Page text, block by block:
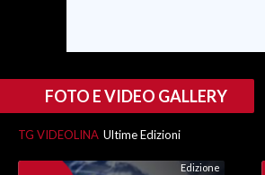
INFO AZIENDE
ABBONATI
NECROLOGI
PUBBLICITÀ
FOTO E VIDEO GALLERY
TG VIDEOLINA Ultime Edizioni
Edizione